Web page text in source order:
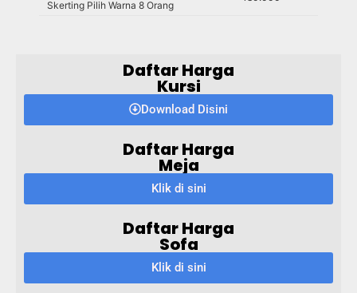
Skerting Pilih Warna 8 Orang
Daftar Harga
Kursi
Download Disini
Daftar Harga
Meja
Klik di sini
Daftar Harga
Sofa
Klik di sini